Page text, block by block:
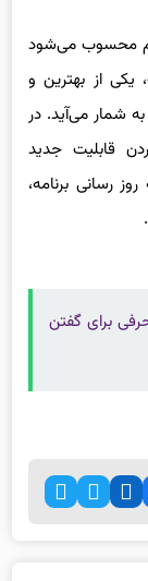
محسوب می‌شود
یکی از بهترین و
شمار می‌آید. در
قابلیت جدید
رسانی برنامه،